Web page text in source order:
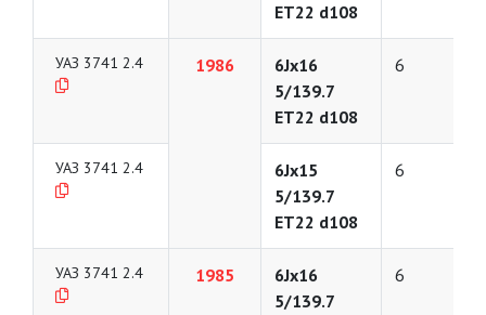
ET22 d108
УАЗ 3741 2.4 1986
6Jx16
5/139.7
ET22 d108
6
УАЗ 3741 2.4
6Jx15
5/139.7
ET22 d108
6
УАЗ 3741 2.4 1985
6Jx16
5/139.7
6